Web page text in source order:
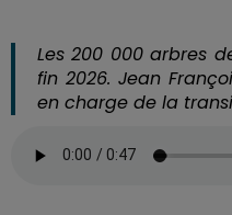
Les 200 000 arbres
fin 2026. Jean
en charge de la